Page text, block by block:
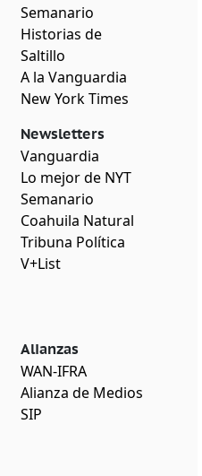
Semanario
Historias de
Saltillo
A la Vanguardia
New York Times
Newsletters
Vanguardia
Lo mejor de NYT
Semanario
Coahuila Natural
Tribuna Política
V+List
Alianzas
WAN-IFRA
Alianza de Medios
SIP